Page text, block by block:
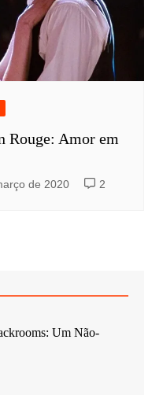
Rouge: Amor em
de 2020 2
Um Não-